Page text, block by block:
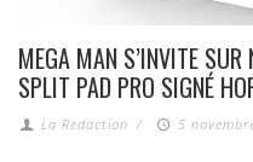
MEGA MAN S’INVITE
SPLIT PAD PRO SIGNÉ
La Redaction / 5